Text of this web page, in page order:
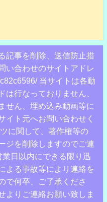
記事を削除、送信防止措
い合わせのサイトアドレ
当サイトは各動
は行なっておりません、
せん、埋め込み動画等に
イト元へお問い合わせく
に関して、著作権等の
ジを削除しますのでご連
日以内にできる限り迅
よる事故等により連絡を
で何卒、ご了承くださ
よりご連絡お願い致しま